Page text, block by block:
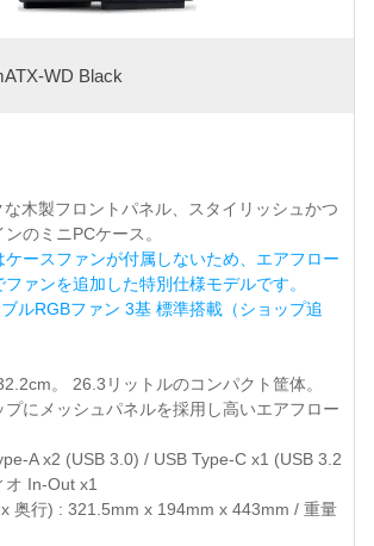
WD Black
な木製フロントパネル、スタイリッシュかつ
のミニPCケース。
ケースファンが付属しないため、エアフロー
ァンを追加した特別仕様モデルです。
ルRGBファン 3基 標準搭載（ショップ追
。 26.3リットルのコンパクト筐体。
プにメッシュパネルを採用し高いエアフロー
A x2 (USB 3.0) / USB Type-C x1 (USB 3.2
In-Out x1
奥行) : 321.5mm x 194mm x 443mm / 重量